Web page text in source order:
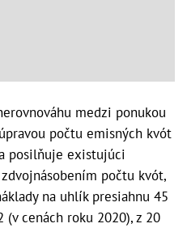
medzi ponukou
počtu emisných kvót
posilňuje existujúci
počtu kvót,
na uhlík presiahnu 45
cenách roku 2020), z 20